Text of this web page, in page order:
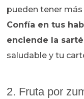
pueden tener
Confía en tus
enciende la
saludable y tu
2. Fruta por